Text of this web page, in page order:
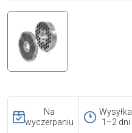
Polityka prywatności
i cookies
Skontaktuj się z nami
Polecany artykuł
Na
wyczerpaniu
Wysyłka
1–2 dni